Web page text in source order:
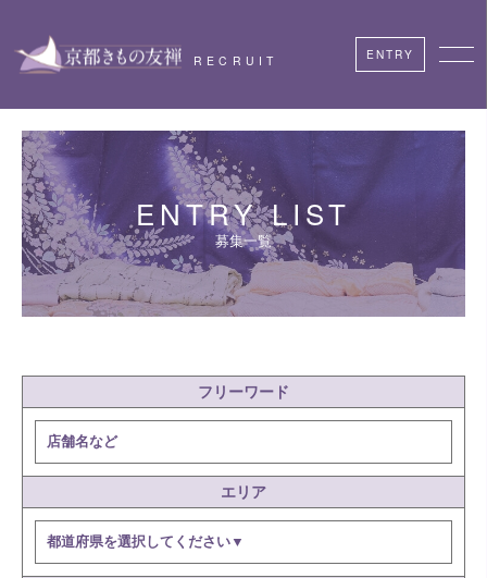
RECRUIT ENTRY
ENTRY LIST
募集一覧
フリーワード
エリア